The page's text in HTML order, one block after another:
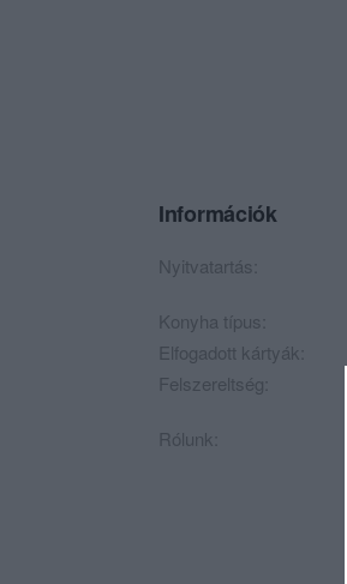
Információk
Nyitvatartás:
Konyha típus:
Elfogadott kártyák:
Felszereltség:
Rólunk: